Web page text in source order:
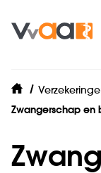
home
Zwangerschap en